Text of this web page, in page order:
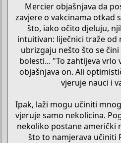
Mercier objašnjava da
zavjere o vakcinama otkad
što, iako očito djeluju,
intuitivan: liječnici traže od
ubrizgaju nešto što se
bolesti... "To zahtijeva vrlo
objašnjava on. Ali
vjeruje nauci i
Ipak, laži mogu učiniti
vjeruje samo nekolicina.
nekoliko postane američki
što to namjerava učiniti